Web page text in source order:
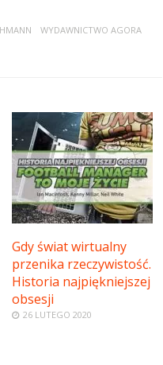
WYDAWNICTWO AGORA
Gdy świat wirtualny
przenika rzeczywistość.
Historia najpiękniejszej
obsesji
26 LUTEGO 2020